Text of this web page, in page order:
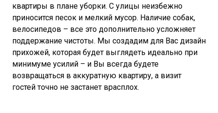
квартиры в плане уборки. С улицы неизбежно
приносится песок и мелкий мусор. Наличие собак,
велосипедов – все это дополнительно усложняет
поддержание чистоты. Мы создадим для Вас дизайн
прихожей, которая будет выглядеть идеально при
минимуме усилий – и Вы всегда будете
возвращаться в аккуратную квартиру, а визит
гостей точно не застанет врасплох.